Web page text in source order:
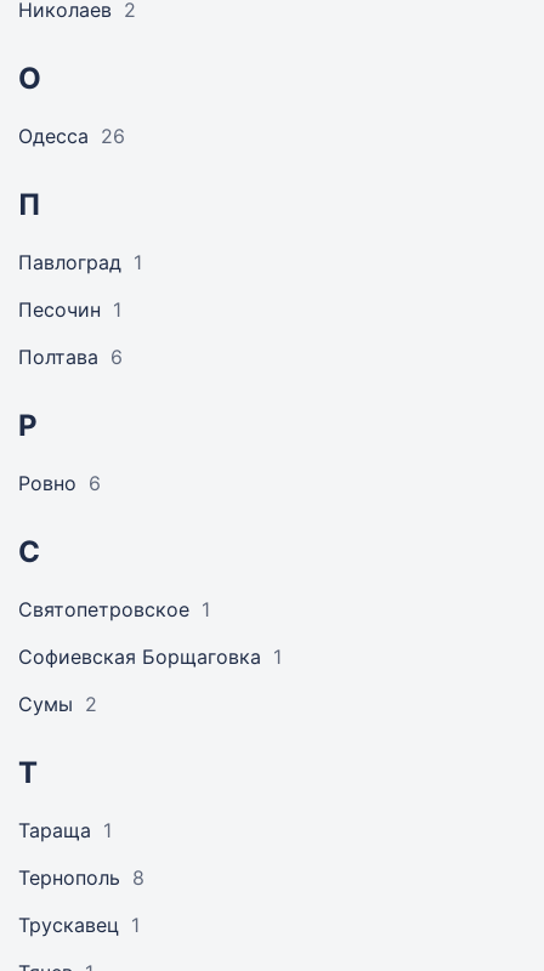
Николаев 2
О
Одесса 26
П
Павлоград 1
Песочин 1
Полтава 6
Р
Ровно 6
С
Святопетровское 1
Софиевская Борщаговка 1
Сумы 2
Т
Тараща 1
Тернополь 8
Трускавец 1